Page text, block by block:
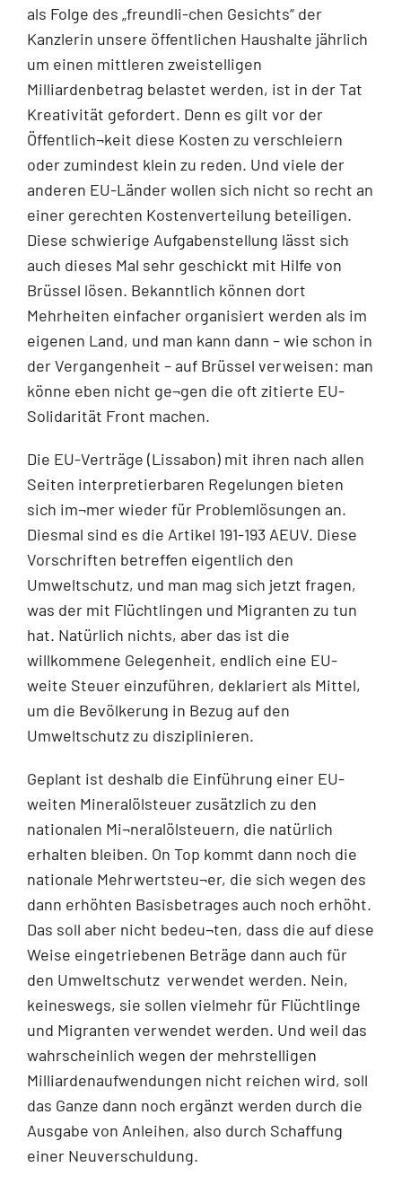
als Folge des „freundli-chen Gesichts“ der
Kanzlerin unsere öffentlichen Haushalte jährlich
um einen mittleren zweistelligen
Milliardenbetrag belastet werden, ist in der Tat
Kreativität gefordert. Denn es gilt vor der
Öffentlich¬keit diese Kosten zu verschleiern
oder zumindest klein zu reden. Und viele der
anderen EU-Länder wollen sich nicht so recht an
einer gerechten Kostenverteilung beteiligen.
Diese schwierige Aufgabenstellung lässt sich
auch dieses Mal sehr geschickt mit Hilfe von
Brüssel lösen. Bekanntlich können dort
Mehrheiten einfacher organisiert werden als im
eigenen Land, und man kann dann – wie schon in
der Vergangenheit – auf Brüssel verweisen: man
könne eben nicht ge¬gen die oft zitierte EU-
Solidarität Front machen.
Die EU-Verträge (Lissabon) mit ihren nach allen
Seiten interpretierbaren Regelungen bieten
sich im¬mer wieder für Problemlösungen an.
Diesmal sind es die Artikel 191-193 AEUV. Diese
Vorschriften betreffen eigentlich den
Umweltschutz, und man mag sich jetzt fragen,
was der mit Flüchtlingen und Migranten zu tun
hat. Natürlich nichts, aber das ist die
willkommene Gelegenheit, endlich eine EU-
weite Steuer einzuführen, deklariert als Mittel,
um die Bevölkerung in Bezug auf den
Umweltschutz zu disziplinieren.
Geplant ist deshalb die Einführung einer EU-
weiten Mineralölsteuer zusätzlich zu den
nationalen Mi¬neralölsteuern, die natürlich
erhalten bleiben. On Top kommt dann noch die
nationale Mehrwertsteu¬er, die sich wegen des
dann erhöhten Basisbetrages auch noch erhöht.
Das soll aber nicht bedeu¬ten, dass die auf diese
Weise eingetriebenen Beträge dann auch für
den Umweltschutz verwendet werden. Nein,
keineswegs, sie sollen vielmehr für Flüchtlinge
und Migranten verwendet werden. Und weil das
wahrscheinlich wegen der mehrstelligen
Milliardenaufwendungen nicht reichen wird, soll
das Ganze dann noch ergänzt werden durch die
Ausgabe von Anleihen, also durch Schaffung
einer Neuverschuldung.